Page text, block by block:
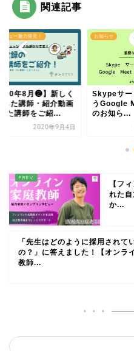
関連記事
ビュー魅力発見！
年8月❷】新しく
した講師・紹介動画
た講師をご紹...
2020年9月4日
お知らせ
Skypeサー
うGoogle
のお知ら...
【フ
れた
か...
「先生はどのように採用されて
の？」に答えました！【オンラ
教師...